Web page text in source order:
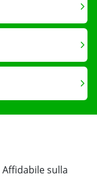
Affidabile sulla